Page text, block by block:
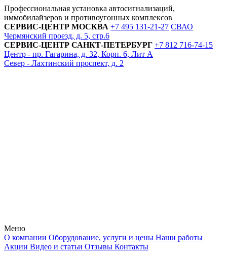
Профессиональная установка автосигнализаций,
иммобилайзеров и противоугонных комплексов
СЕРВИС-ЦЕНТР МОСКВА +7 495 131-21-27 СВАО
Чермянский проезд, д. 5, стр.6
СЕРВИС-ЦЕНТР САНКТ-ПЕТЕРБУРГ +7 812 716-74-15
Центр - пр. Гагарина, д. 32, Корп. 6, Лит А
Север - Лахтинский проспект, д. 2
Меню
О компании Оборудование, услуги и цены Наши работы
Акции Видео и статьи Отзывы Контакты